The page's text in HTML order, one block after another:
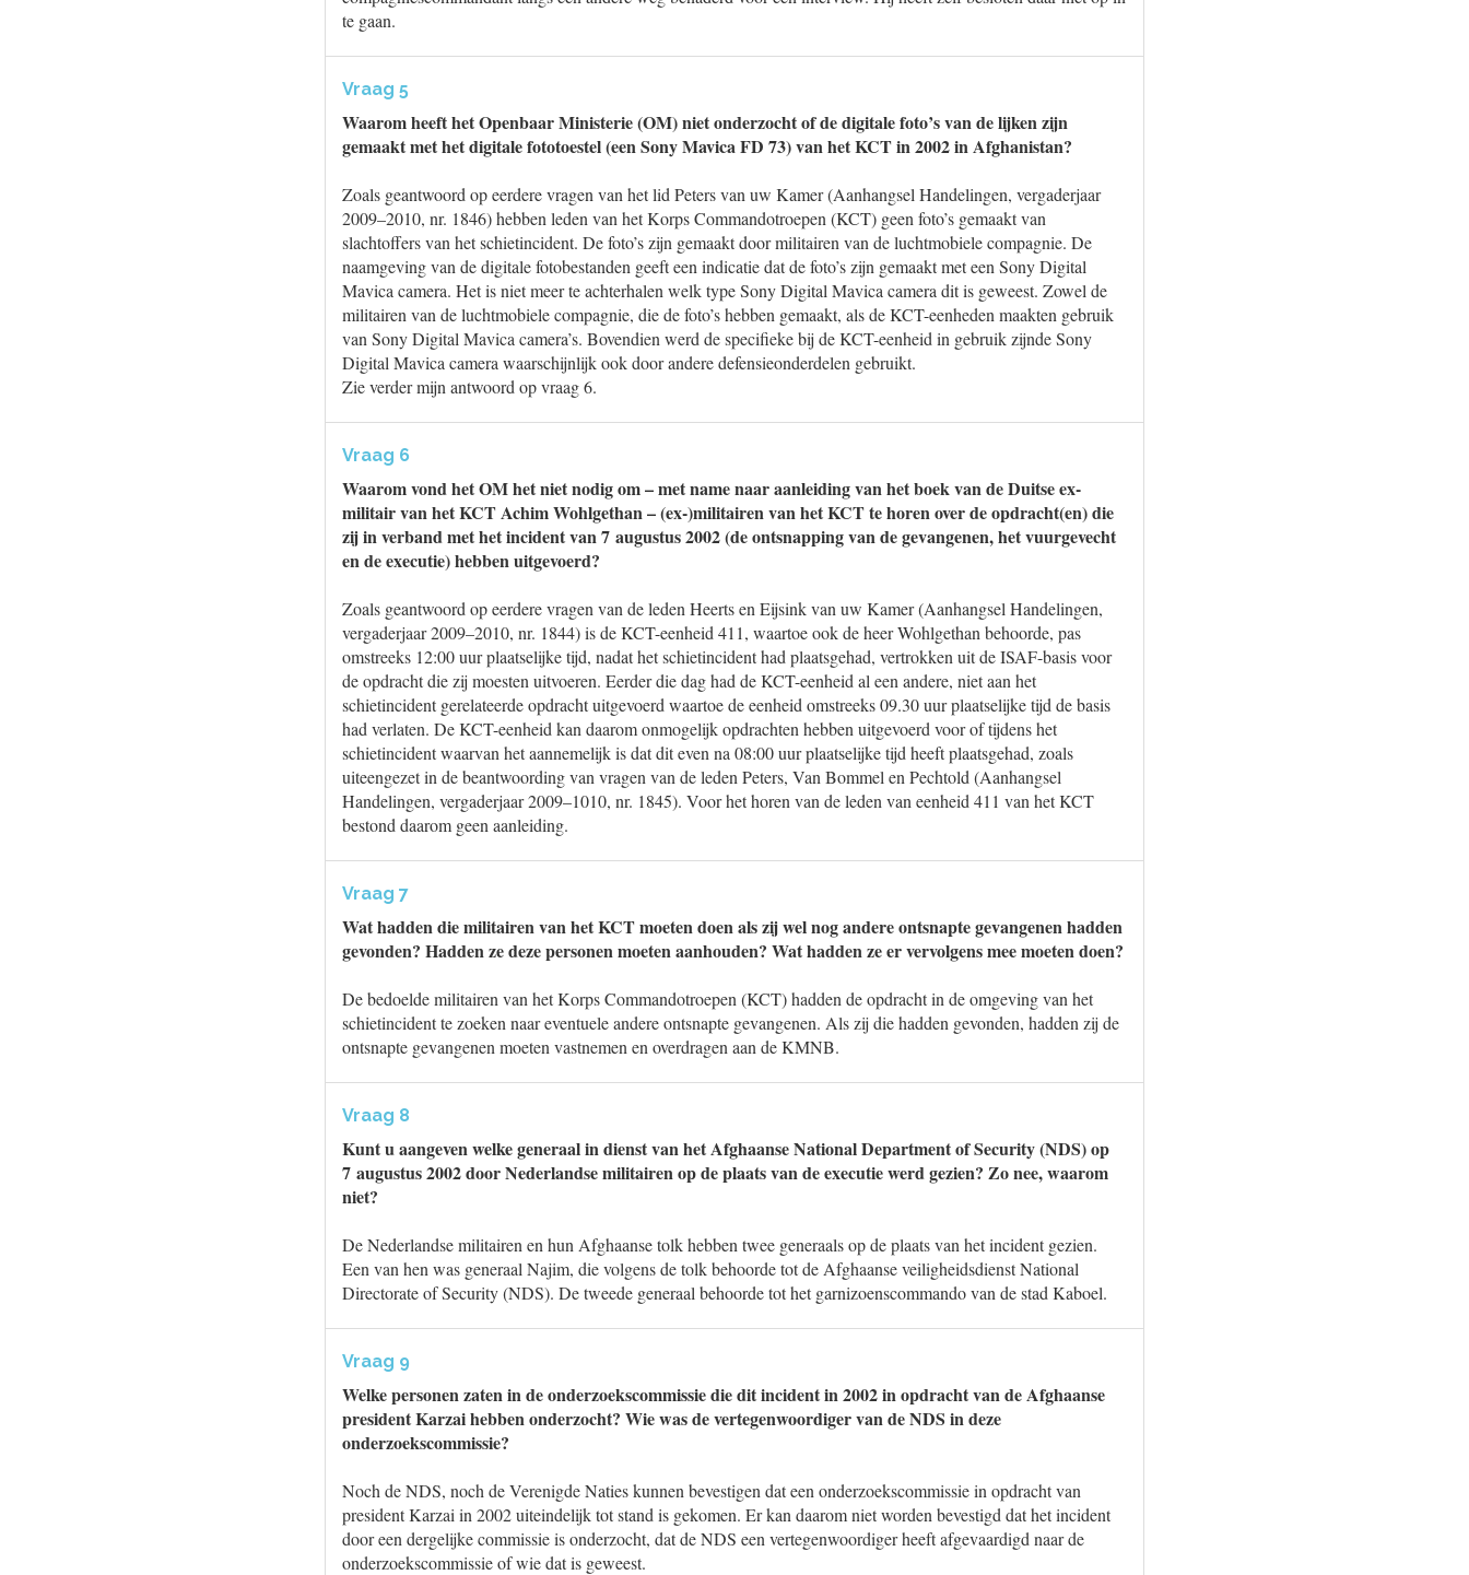
te gaan.
Vraag 5
Waarom heeft het Openbaar Ministerie (OM) niet onderzocht of de digitale foto’s van de lijken zijn
gemaakt met het digitale fototoestel (een Sony Mavica FD 73) van het KCT in 2002 in Afghanistan?
Zoals geantwoord op eerdere vragen van het lid Peters van uw Kamer (Aanhangsel Handelingen, vergaderjaar
2009–2010, nr. 1846) hebben leden van het Korps Commandotroepen (KCT) geen foto’s gemaakt van
slachtoffers van het schietincident. De foto’s zijn gemaakt door militairen van de luchtmobiele compagnie. De
naamgeving van de digitale fotobestanden geeft een indicatie dat de foto’s zijn gemaakt met een Sony Digital
Mavica camera. Het is niet meer te achterhalen welk type Sony Digital Mavica camera dit is geweest. Zowel de
militairen van de luchtmobiele compagnie, die de foto’s hebben gemaakt, als de KCT-eenheden maakten gebruik
van Sony Digital Mavica camera’s. Bovendien werd de specifieke bij de KCT-eenheid in gebruik zijnde Sony
Digital Mavica camera waarschijnlijk ook door andere defensieonderdelen gebruikt.
Zie verder mijn antwoord op vraag 6.
Vraag 6
Waarom vond het OM het niet nodig om – met name naar aanleiding van het boek van de Duitse ex-
militair van het KCT Achim Wohlgethan – (ex-)militairen van het KCT te horen over de opdracht(en) die
zij in verband met het incident van 7 augustus 2002 (de ontsnapping van de gevangenen, het vuurgevecht
en de executie) hebben uitgevoerd?
Zoals geantwoord op eerdere vragen van de leden Heerts en Eijsink van uw Kamer (Aanhangsel Handelingen,
vergaderjaar 2009–2010, nr. 1844) is de KCT-eenheid 411, waartoe ook de heer Wohlgethan behoorde, pas
omstreeks 12:00 uur plaatselijke tijd, nadat het schietincident had plaatsgehad, vertrokken uit de ISAF-basis voor
de opdracht die zij moesten uitvoeren. Eerder die dag had de KCT-eenheid al een andere, niet aan het
schietincident gerelateerde opdracht uitgevoerd waartoe de eenheid omstreeks 09.30 uur plaatselijke tijd de basis
had verlaten. De KCT-eenheid kan daarom onmogelijk opdrachten hebben uitgevoerd voor of tijdens het
schietincident waarvan het aannemelijk is dat dit even na 08:00 uur plaatselijke tijd heeft plaatsgehad, zoals
uiteengezet in de beantwoording van vragen van de leden Peters, Van Bommel en Pechtold (Aanhangsel
Handelingen, vergaderjaar 2009–1010, nr. 1845). Voor het horen van de leden van eenheid 411 van het KCT
bestond daarom geen aanleiding.
Vraag 7
Wat hadden die militairen van het KCT moeten doen als zij wel nog andere ontsnapte gevangenen hadden
gevonden? Hadden ze deze personen moeten aanhouden? Wat hadden ze er vervolgens mee moeten doen?
De bedoelde militairen van het Korps Commandotroepen (KCT) hadden de opdracht in de omgeving van het
schietincident te zoeken naar eventuele andere ontsnapte gevangenen. Als zij die hadden gevonden, hadden zij de
ontsnapte gevangenen moeten vastnemen en overdragen aan de KMNB.
Vraag 8
Kunt u aangeven welke generaal in dienst van het Afghaanse National Department of Security (NDS) op
7 augustus 2002 door Nederlandse militairen op de plaats van de executie werd gezien? Zo nee, waarom
niet?
De Nederlandse militairen en hun Afghaanse tolk hebben twee generaals op de plaats van het incident gezien.
Een van hen was generaal Najim, die volgens de tolk behoorde tot de Afghaanse veiligheidsdienst National
Directorate of Security (NDS). De tweede generaal behoorde tot het garnizoenscommando van de stad Kaboel.
Vraag 9
Welke personen zaten in de onderzoekscommissie die dit incident in 2002 in opdracht van de Afghaanse
president Karzai hebben onderzocht? Wie was de vertegenwoordiger van de NDS in deze
onderzoekscommissie?
Noch de NDS, noch de Verenigde Naties kunnen bevestigen dat een onderzoekscommissie in opdracht van
president Karzai in 2002 uiteindelijk tot stand is gekomen. Er kan daarom niet worden bevestigd dat het incident
door een dergelijke commissie is onderzocht, dat de NDS een vertegenwoordiger heeft afgevaardigd naar de
onderzoekscommissie of wie dat is geweest.